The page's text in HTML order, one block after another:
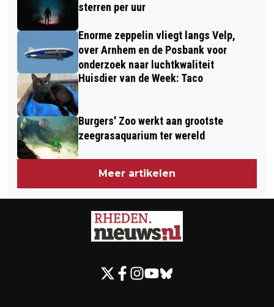
sterren per uur
Enorme zeppelin vliegt langs Velp,
over Arnhem en de Posbank voor
onderzoek naar luchtkwaliteit
Huisdier van de Week: Taco
Burgers' Zoo werkt aan grootste
zeegrasaquarium ter wereld
Meer artikelen